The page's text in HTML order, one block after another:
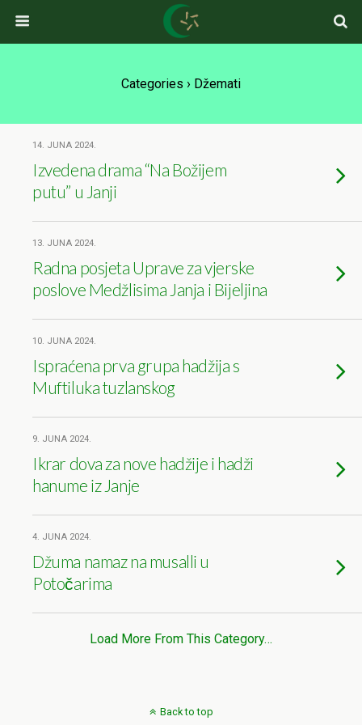
Categories › Džemati
14. JUNA 2024.
Izvedena drama “Na Božijem
putu” u Janji
13. JUNA 2024.
Radna posjeta Uprave za vjerske
poslove Medžlisima Janja i Bijeljina
10. JUNA 2024.
Ispraćena prva grupa hadžija s
Muftiluka tuzlanskog
9. JUNA 2024.
Ikrar dova za nove hadžije i hadži
hanume iz Janje
4. JUNA 2024.
Džuma namaz na musalli u
Potočarima
Load More From This Category…
Back to top